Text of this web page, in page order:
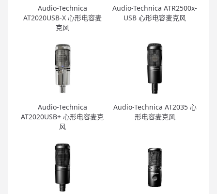
Audio-Technica
AT2020USB-X 心形电容麦
克风
Audio-Technica ATR2500x-
USB 心形电容麦克风
Audio-Technica
AT2020USB+ 心形电容麦克
风
Audio-Technica AT2035 心
形电容麦克风